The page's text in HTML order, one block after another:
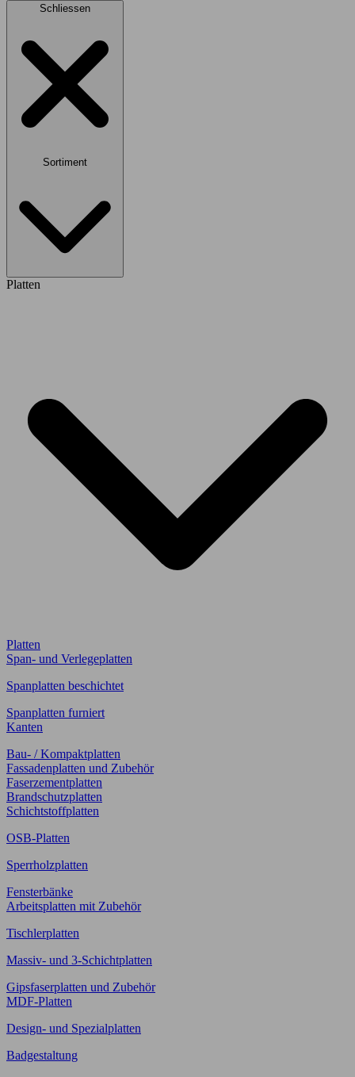
Schliessen
Sortiment
Platten
Platten
Span- und Verlegeplatten
Spanplatten beschichtet
Spanplatten furniert
Kanten
Bau- / Kompaktplatten
Fassadenplatten und Zubehör
Faserzementplatten
Brandschutzplatten
Schichtstoffplatten
OSB-Platten
Sperrholzplatten
Fensterbänke
Arbeitsplatten mit Zubehör
Tischlerplatten
Massiv- und 3-Schichtplatten
Gipsfaserplatten und Zubehör
MDF-Platten
Design- und Spezialplatten
Badgestaltung